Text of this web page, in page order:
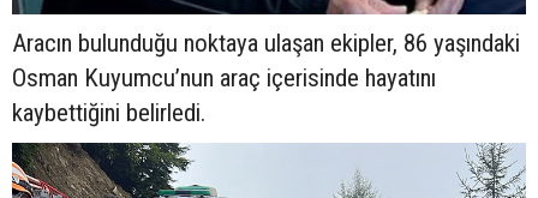
Aracın bulunduğu noktaya ulaşan ekipler, 86 yaşındaki
Osman Kuyumcu’nun araç içerisinde hayatını
kaybettiğini belirledi.